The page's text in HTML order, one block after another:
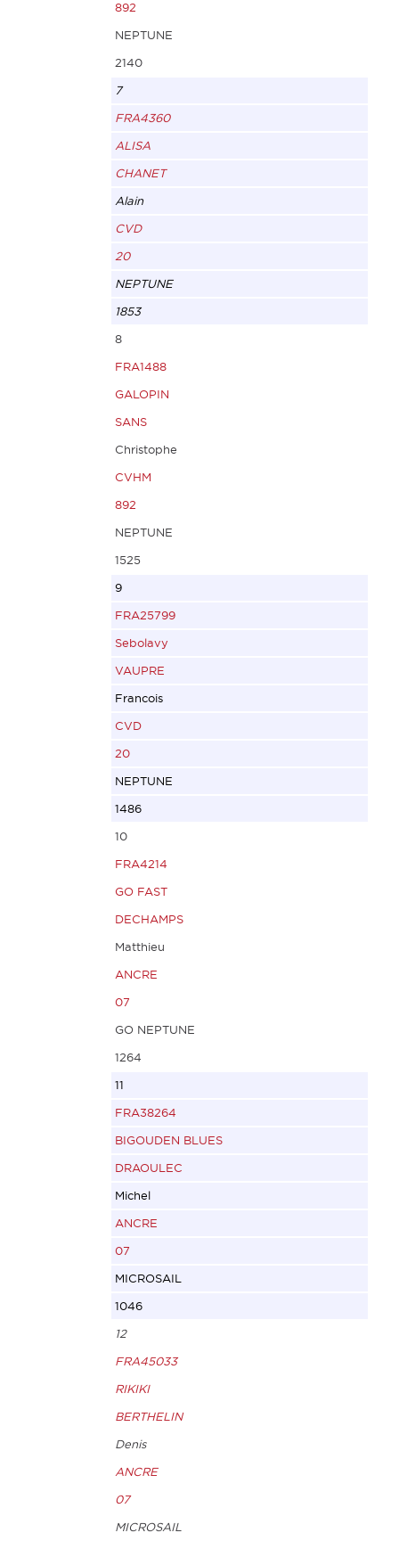
892
NEPTUNE
2140
7
FRA4360
ALISA
CHANET
Alain
CVD
20
NEPTUNE
1853
8
FRA1488
GALOPIN
SANS
Christophe
CVHM
892
NEPTUNE
1525
9
FRA25799
Sebolavy
VAUPRE
Francois
CVD
20
NEPTUNE
1486
10
FRA4214
GO FAST
DECHAMPS
Matthieu
ANCRE
07
GO NEPTUNE
1264
11
FRA38264
BIGOUDEN BLUES
DRAOULEC
Michel
ANCRE
07
MICROSAIL
1046
12
FRA45033
RIKIKI
BERTHELIN
Denis
ANCRE
07
MICROSAIL